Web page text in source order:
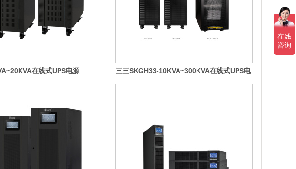
在线式UPS电源
三三SKGH33-10KVA~300KVA在线式UPS电
源